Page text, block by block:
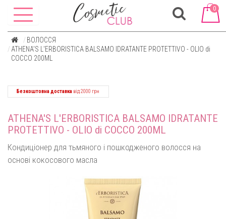
0
ВОЛОССЯ
ATHENA'S L'ERBORISTICA BALSAMO IDRATANTE PROTETTIVO - OLIO di
COCCO 200ML
Безкоштовна доставка від 2000 грн
ATHENA'S L'ERBORISTICA BALSAMO IDRATANTE
PROTETTIVO - OLIO di COCCO 200ML
Кондиціонер для тьмяного і пошкодженого волосся на
основі кокосового масла